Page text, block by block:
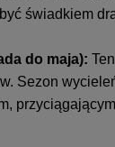
świadkiem
do maja):
Sezon